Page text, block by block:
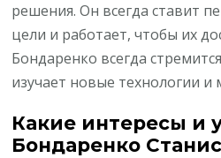
решения. Он всегда ставит
цели и работает, чтобы их
Бондаренко всегда
изучает новые технологии
Какие интересы и
Бондаренко